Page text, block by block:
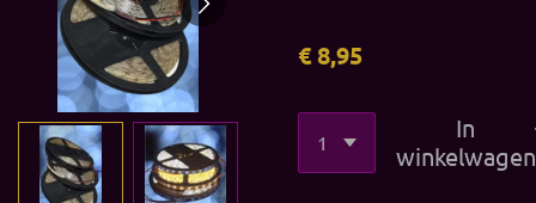
€ 8,95
In
winkelwagen